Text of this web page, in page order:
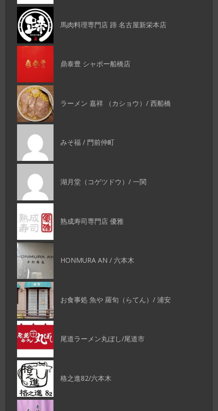
馬肉料理専門店 蹄 名古屋新栄本店
鼎泰豊 シャポー船橋店
ラーメン 嘉祥 （カショウ）/ 西船橋
みそ福 / 門前仲町
湖月堂（コゲツドウ）/ 一関
熟成寿司専門店 優雅
HONMURA AN / 六本木
お食事処 魚や 羅旬（らてん）/ 浦安
尾道ラーメン丸ぼし/尾道市
格之進82/六本木